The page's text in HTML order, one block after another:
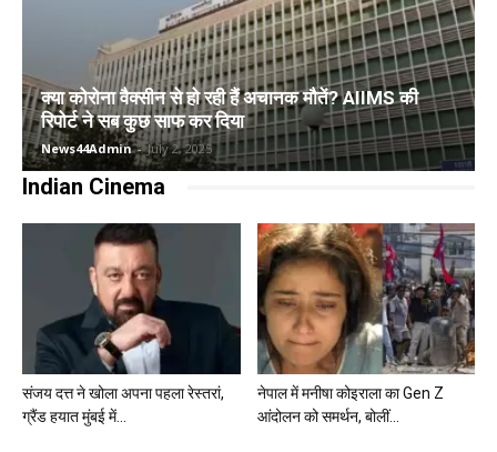
क्या कोरोना वैक्सीन से हो रही हैं अचानक मौतें? AIIMS की
रिपोर्ट ने सब कुछ साफ कर दिया
News44Admin - July 2, 2025
Indian Cinema
संजय दत्त ने खोला अपना पहला रेस्तरां,
ग्रैंड हयात मुंबई में...
नेपाल में मनीषा कोइराला का Gen Z
आंदोलन को समर्थन, बोलीं...